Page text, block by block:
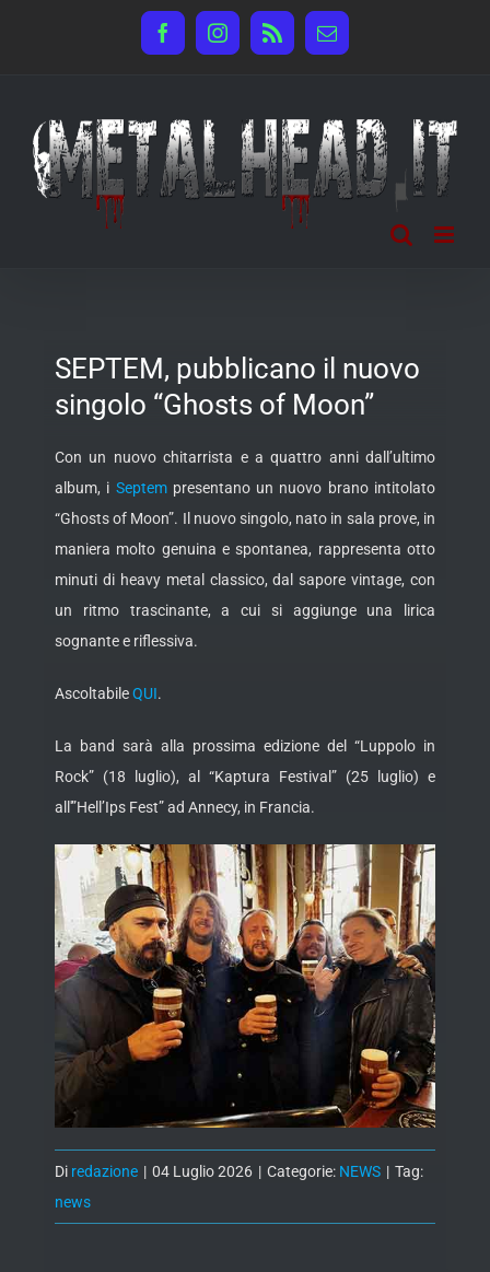
FacebookInstagram
Rss Email
SEPTEM, pubblicano il nuovo
singolo “Ghosts of Moon”
Con un nuovo chitarrista e a quattro anni dall’ultimo
album, i Septempresentano un nuovo brano intitolato
“Ghosts of Moon”. Il nuovo singolo, nato in sala prove, in
maniera molto genuina e spontanea, rappresenta otto
minuti di heavy metal classico, dal sapore vintage, con
un ritmotrascinante, a cui si aggiunge una lirica
sognante e riflessiva.
AscoltabileQUI.
La band sarà alla prossima edizione del “Luppolo in
Rock” (18 luglio), al “Kaptura Festival” (25 luglio) e
all'”Hell’Ips Fest” ad Annecy, in Francia.
Di redazione | 04 Luglio 2026 | Categorie: NEWS | Tag:
news